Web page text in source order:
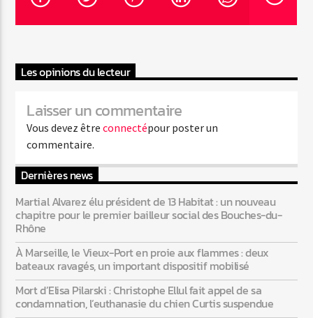
Web-Radio-Sicily
Web-Radio-Années 80
Web-Radio-Latino
Web-Radio-Italia
Les opinions du lecteur
Laisser un commentaire
Vous devez êtreconnectépour poster un
commentaire.
Dernières news
Martial Alvarez élu président de 13 Habitat : un nouveau
chapitre pour le premier bailleur social des Bouches-du-
Rhône
À Marseille, le Vieux-Port en proie aux flammes : deux
bateaux ravagés, un important dispositif mobilisé
Mort d’Elisa Pilarski : Christophe Ellul fait appel de sa
condamnation, l’euthanasie du chien Curtis suspendue